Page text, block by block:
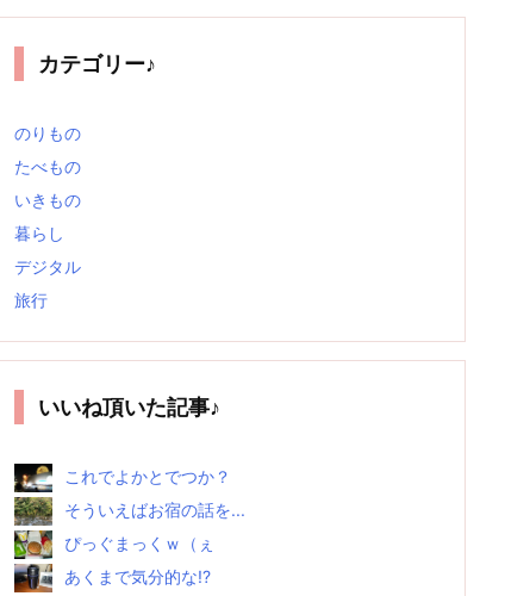
カテゴリー♪
のりもの
たべもの
いきもの
暮らし
デジタル
旅行
いいね頂いた記事♪
これでよかとでつか？
そういえばお宿の話を...
ぴっぐまっくｗ（ぇ
あくまで気分的な!?